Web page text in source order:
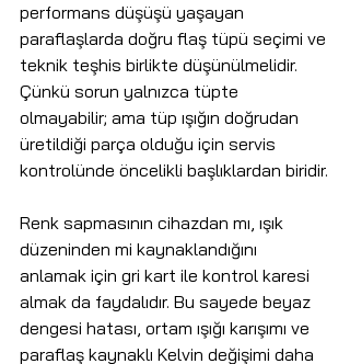
performans düşüşü yaşayan
paraflaşlarda doğru flaş tüpü seçimi ve
teknik teşhis birlikte düşünülmelidir.
Çünkü sorun yalnızca tüpte
olmayabilir; ama tüp ışığın doğrudan
üretildiği parça olduğu için servis
kontrolünde öncelikli başlıklardan biridir.
Renk sapmasının cihazdan mı, ışık
düzeninden mi kaynaklandığını
anlamak için gri kart ile kontrol karesi
almak da faydalıdır. Bu sayede beyaz
dengesi hatası, ortam ışığı karışımı ve
paraflaş kaynaklı Kelvin değişimi daha